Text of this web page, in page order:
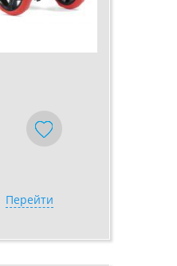
Перейти